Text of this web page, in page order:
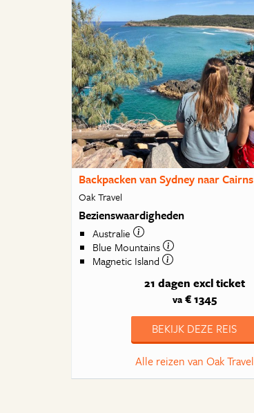
Backpacken van Sydney naar Cairns
Oak Travel
Bezienswaardigheden
Australie
Blue Mountains
Magnetic Island
21 dagen excl ticket
va€ 1345
BEKIJK DEZE REIS
Alle reizen van Oak Travel